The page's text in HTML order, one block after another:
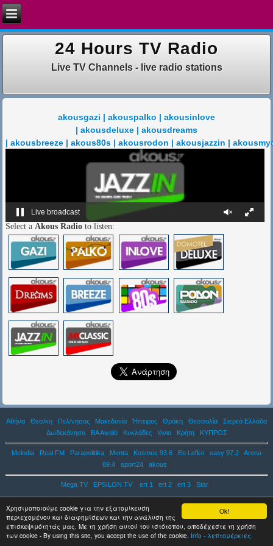
Ok!
Χρησιμοποιούμε cookie για την εξατομίκευση
περιεχομένου και διαφημίσεων και την ανάλυση της
επισκεψιμότητάς μας. Με τη χρήση αυτού του ιστότοπου, αποδέχεστε τη χρήση
των cookie - By using this site, you accept the use of the cookie. Info - λεπτομέρειες
24 Hours TV Radio
Live TV Channels - live radio stations
akousgazi | akouspalko | akousinlove
| akousdeluxe | akousdreams
| akousbreeze | akous80s | akousrodon | akousjazzin |
Live broadcast
Select a Akous Radio to listen:
Αθήνα| Θεσ/κη| Πελ/νησος| Μακεδονία| Ήπειρος| Θράκη| Θεσσαλία| Στερεά Ελλάδα
|Δωδεκάνησα ΒΑ Αιγαίο Κυκλάδες Ιόνιο Κρήτη ΚΥΠΡΟΣ
Melodia| Real FM| Parapolitika| Menta| Kosmos 93.6| En Lefko| easy 97.2| Arena
89.4| sport24| akous
Mega TV| EPSILON TV| ert 1| ert 2| ert 3| Star|